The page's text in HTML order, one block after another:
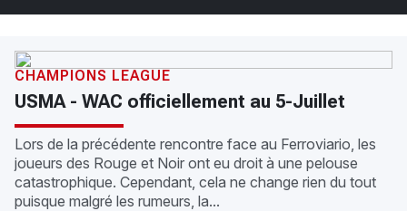
CHAMPIONS LEAGUE
USMA - WAC officiellement au 5-Juillet
Lors de la précédente rencontre face au Ferroviario, les
joueurs des Rouge et Noir ont eu droit à une pelouse
catastrophique. Cependant, cela ne change rien du tout
puisque malgré les rumeurs, la...